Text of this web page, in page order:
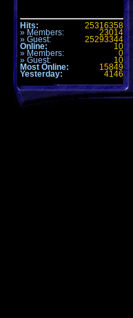
Hits: 25316358
» Members: 23014
» Guest: 25293344
Online: 10
» Members: 0
» Guest: 10
Most Online: 15849
Yesterday: 4146